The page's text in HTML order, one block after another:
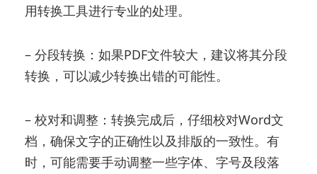
用转换工具进行专业的处理。
– 分段转换：如果PDF文件较大，建议将其分段
转换，可以减少转换出错的可能性。
– 校对和调整：转换完成后，仔细校对Word文
档，确保文字的正确性以及排版的一致性。有
时，可能需要手动调整一些字体、字号及段落